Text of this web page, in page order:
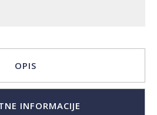
OPIS
INFORMACIJE